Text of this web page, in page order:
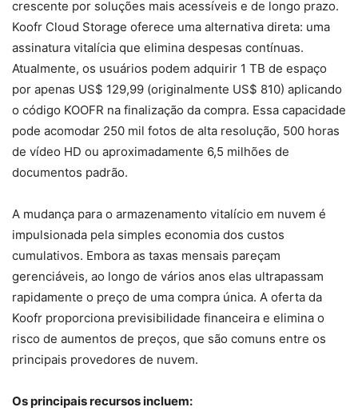
crescente por soluções mais acessíveis e de longo prazo.
Koofr Cloud Storage oferece uma alternativa direta: uma
assinatura vitalícia que elimina despesas contínuas.
Atualmente, os usuários podem adquirir 1 TB de espaço
por apenas US$ 129,99 (originalmente US$ 810) aplicando
o código KOOFR na finalização da compra. Essa capacidade
pode acomodar 250 mil fotos de alta resolução, 500 horas
de vídeo HD ou aproximadamente 6,5 milhões de
documentos padrão.
A mudança para o armazenamento vitalício em nuvem é
impulsionada pela simples economia dos custos
cumulativos. Embora as taxas mensais pareçam
gerenciáveis, ao longo de vários anos elas ultrapassam
rapidamente o preço de uma compra única. A oferta da
Koofr proporciona previsibilidade financeira e elimina o
risco de aumentos de preços, que são comuns entre os
principais provedores de nuvem.
Os principais recursos incluem: